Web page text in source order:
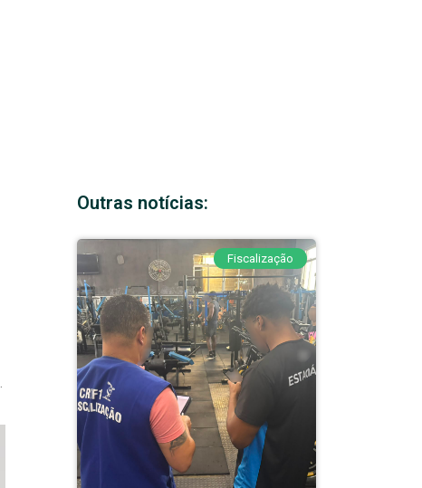
Outras notícias:
Fiscalização